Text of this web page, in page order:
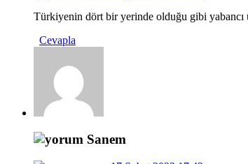
Türkiyenin dört bir yerinde olduğu gibi
Cevapla
Sanem